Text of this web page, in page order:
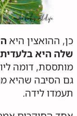
כן, ההואצין היא
שלה היא
מותססת, דומה
גם הסיבה שהיא
תעמדו לידה.